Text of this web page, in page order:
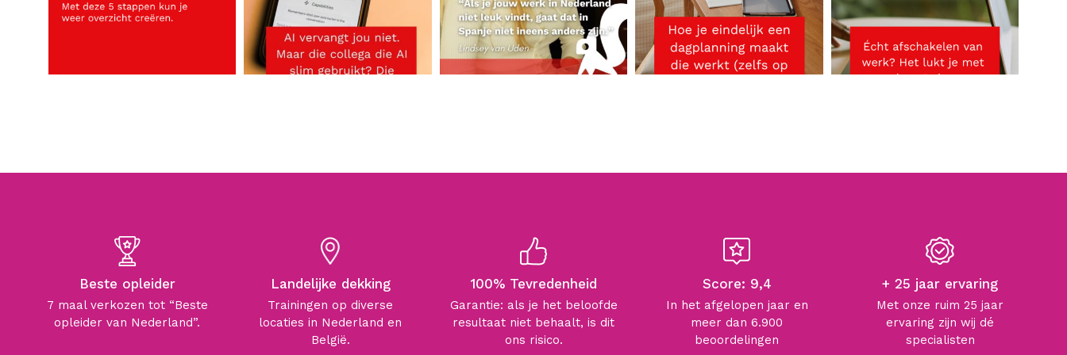
Beste opleider
7 maal verkozen tot “Beste
opleider van Nederland”.
Landelijke dekking
Trainingen op diverse
locaties in Nederland en
België.
100% Tevredenheid
Garantie: als je het beloofde
resultaat niet behaalt, is dit
ons risico.
Score: 9,4
In het afgelopen jaar en
meer dan 6.900
beoordelingen
+ 25 jaar ervaring
Met onze ruim 25 jaar
ervaring zijn wij dé
specialisten